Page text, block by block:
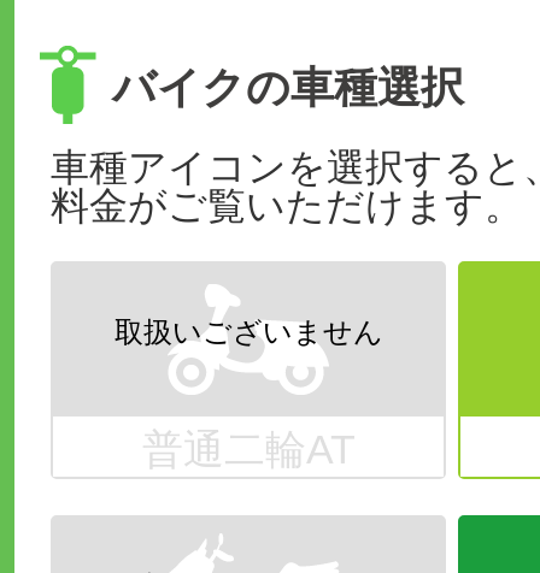
バイクの車種選択
車種アイコンを選択すると
料金がご覧いただけます。
普通二輪AT